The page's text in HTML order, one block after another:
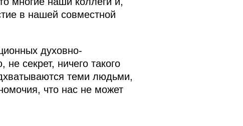
в нашей совместной
духовно-
секрет, ничего такого
теми людьми,
что нас не может